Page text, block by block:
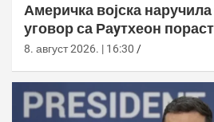
Америчка војска
уговор са Раyтхеон
милиона долара
8. август 2026. | 16:30